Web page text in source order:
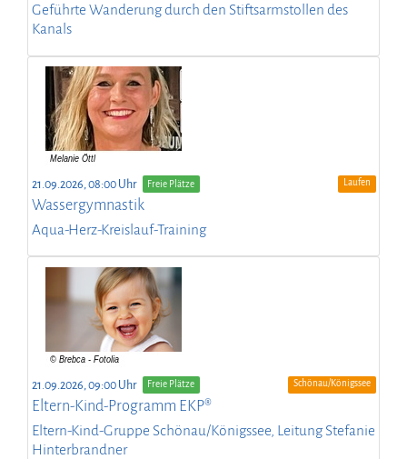
Geführte Wanderung durch den Stiftsarmstollen des
Kanals
21.09.2026, 08:00 Uhr Freie Plätze Laufen
Wassergymnastik
Aqua-Herz-Kreislauf-Training
21.09.2026, 09:00 Uhr Freie Plätze Schönau/Königssee
Eltern-Kind-Programm EKP®
Eltern-Kind-Gruppe Schönau/Königssee, Leitung Stefanie
Hinterbrandner